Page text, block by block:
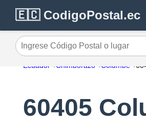
🇪🇨 CodigoPostal.ec
Ingrese Código Postal o lugar
Ecuador Chimborazo Columbe
60405